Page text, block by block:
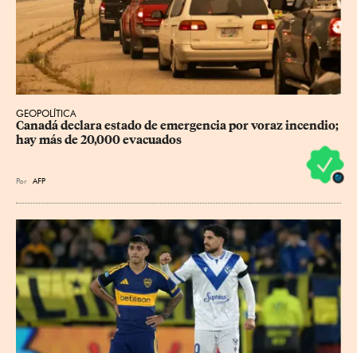
GEOPOLÍTICA
Canadá declara estado de emergencia por voraz incendio;
hay más de 20,000 evacuados
Por AFP